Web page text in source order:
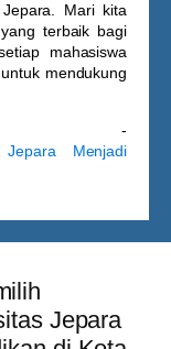
Mari kita
terbaik bagi
mahasiswa
mendukung
-
Menjadi
Jepara